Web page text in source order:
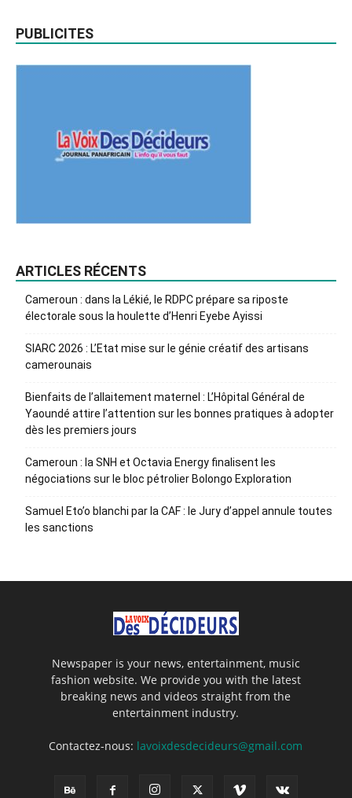
PUBLICITES
ARTICLES RÉCENTS
Cameroun : dans la Lékié, le RDPC prépare sa riposte
électorale sous la houlette d’Henri Eyebe Ayissi
SIARC 2026 : L’Etat mise sur le génie créatif des artisans
camerounais
Bienfaits de l’allaitement maternel : L’Hôpital Général de
Yaoundé attire l’attention sur les bonnes pratiques à adopter
dès les premiers jours
Cameroun : la SNH et Octavia Energy finalisent les
négociations sur le bloc pétrolier Bolongo Exploration
Samuel Eto’o blanchi par la CAF : le Jury d’appel annule toutes
les sanctions
Newspaper is your news, entertainment, music
fashion website. We provide you with the latest
breaking news and videos straight from the
entertainment industry.
Contactez-nous: lavoixdesdecideurs@gmail.com